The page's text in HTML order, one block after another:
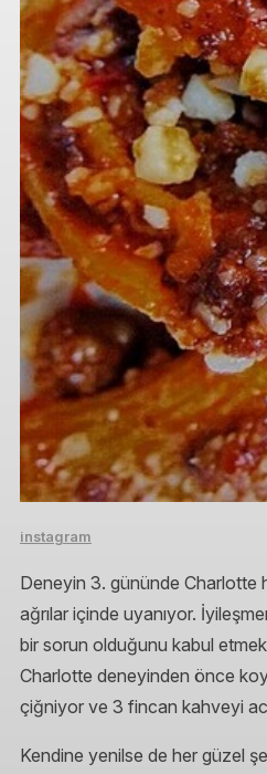
instagram
Deneyin 3. gününde Charlotte
ağrılar içinde uyanıyor.
bir sorun olduğunu kabul
Charlotte deneyinden önce
çiğniyor ve 3 fincan kahveyi
Kendine yenilse de her güzel